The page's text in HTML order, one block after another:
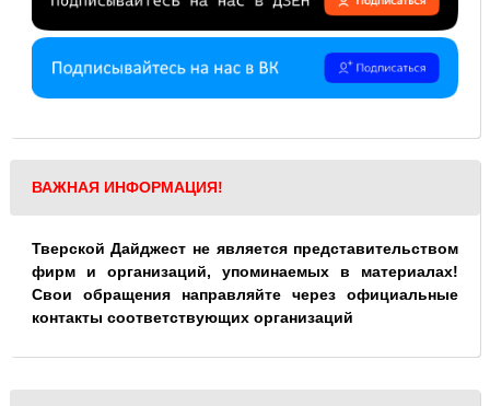
ВАЖНАЯ ИНФОРМАЦИЯ!
Тверской Дайджест не является представительством
фирм и организаций, упоминаемых в материалах!
Свои обращения направляйте через официальные
контакты соответствующих организаций